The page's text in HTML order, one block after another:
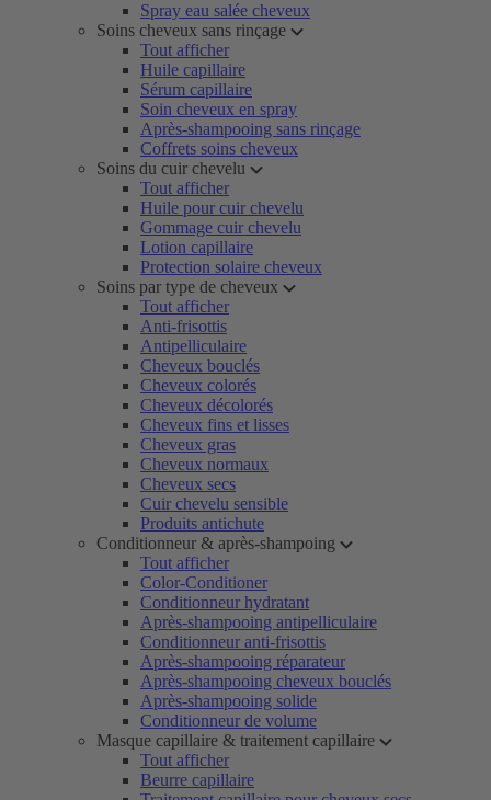
Spray eau salée cheveux
Soins cheveux sans rinçage
Tout afficher
Huile capillaire
Sérum capillaire
Soin cheveux en spray
Après-shampooing sans rinçage
Coffrets soins cheveux
Soins du cuir chevelu
Tout afficher
Huile pour cuir chevelu
Gommage cuir chevelu
Lotion capillaire
Protection solaire cheveux
Soins par type de cheveux
Tout afficher
Anti-frisottis
Antipelliculaire
Cheveux bouclés
Cheveux colorés
Cheveux décolorés
Cheveux fins et lisses
Cheveux gras
Cheveux normaux
Cheveux secs
Cuir chevelu sensible
Produits antichute
Conditionneur & après-shampoing
Tout afficher
Color-Conditioner
Conditionneur hydratant
Après-shampooing antipelliculaire
Conditionneur anti-frisottis
Après-shampooing réparateur
Après-shampooing cheveux bouclés
Après-shampooing solide
Conditionneur de volume
Masque capillaire & traitement capillaire
Tout afficher
Beurre capillaire